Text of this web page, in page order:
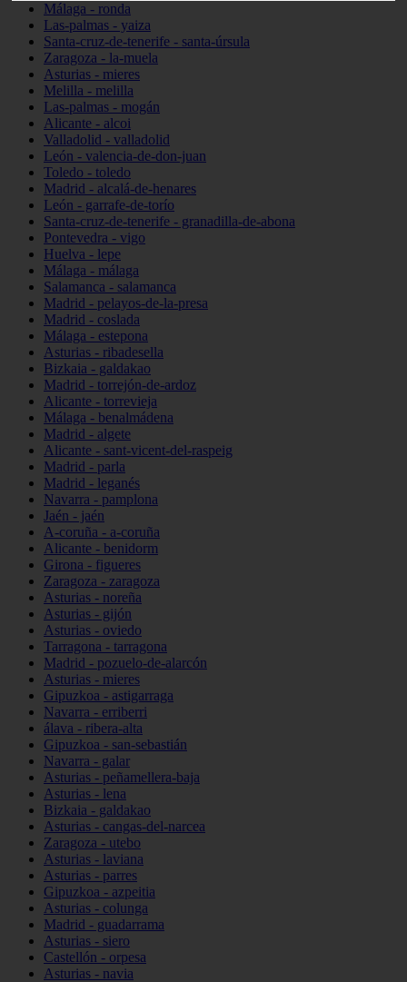
Málaga - ronda
Las-palmas - yaiza
Santa-cruz-de-tenerife - santa-úrsula
Zaragoza - la-muela
Asturias - mieres
Melilla - melilla
Las-palmas - mogán
Alicante - alcoi
Valladolid - valladolid
León - valencia-de-don-juan
Toledo - toledo
Madrid - alcalá-de-henares
León - garrafe-de-torío
Santa-cruz-de-tenerife - granadilla-de-abona
Pontevedra - vigo
Huelva - lepe
Málaga - málaga
Salamanca - salamanca
Madrid - pelayos-de-la-presa
Madrid - coslada
Málaga - estepona
Asturias - ribadesella
Bizkaia - galdakao
Madrid - torrejón-de-ardoz
Alicante - torrevieja
Málaga - benalmádena
Madrid - algete
Alicante - sant-vicent-del-raspeig
Madrid - parla
Madrid - leganés
Navarra - pamplona
Jaén - jaén
A-coruña - a-coruña
Alicante - benidorm
Girona - figueres
Zaragoza - zaragoza
Asturias - noreña
Asturias - gijón
Asturias - oviedo
Tarragona - tarragona
Madrid - pozuelo-de-alarcón
Asturias - mieres
Gipuzkoa - astigarraga
Navarra - erriberri
álava - ribera-alta
Gipuzkoa - san-sebastián
Navarra - galar
Asturias - peñamellera-baja
Asturias - lena
Bizkaia - galdakao
Asturias - cangas-del-narcea
Zaragoza - utebo
Asturias - laviana
Asturias - parres
Gipuzkoa - azpeitia
Asturias - colunga
Madrid - guadarrama
Asturias - siero
Castellón - orpesa
Asturias - navia